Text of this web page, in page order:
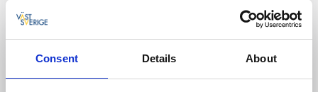
Consent Details About